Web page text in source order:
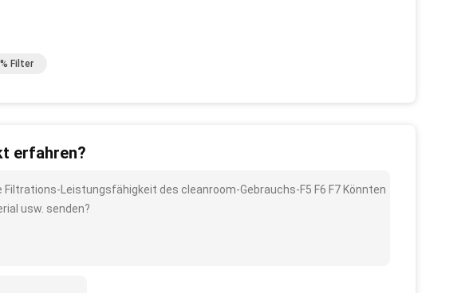
Filter
erfahren?
Leistungsfähigkeit des cleanroom-Gebrauchs-F5 F6 F7 Könnten
usw. senden?